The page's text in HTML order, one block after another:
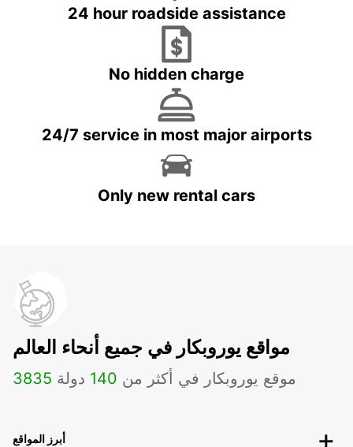
24 hour roadside assistance
No hidden charge
24/7 service in most major airports
Only new rental cars
مواقع يوروبكار في جميع أنحاء العالم
3835 موقع يوروبكار في أكثر من 140 دولة
أبرز المواقع